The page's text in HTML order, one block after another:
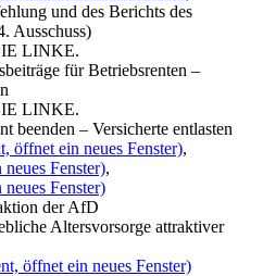
und des Berichts des
Ausschuss)
LINKE.
für Betriebsrenten –
LINKE.
beenden – Versicherte entlasten
öffnet ein neues Fenster),
Fenster),
Fenster)
der AfD
Altersvorsorge attraktiver
öffnet ein neues Fenster)